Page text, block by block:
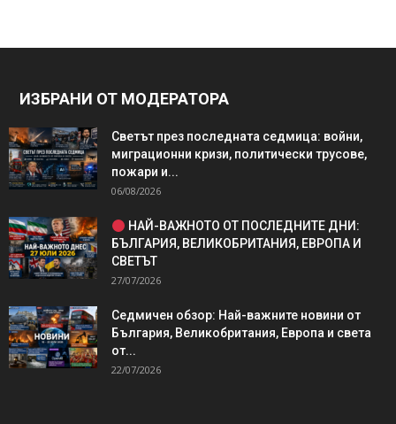
ИЗБРАНИ ОТ МОДЕРАТОРА
Светът през последната седмица: войни,
миграционни кризи, политически трусове,
пожари и...
06/08/2026
НАЙ-ВАЖНОТО ОТ ПОСЛЕДНИТЕ ДНИ:
БЪЛГАРИЯ, ВЕЛИКОБРИТАНИЯ, ЕВРОПА И
СВЕТЪТ
27/07/2026
Седмичен обзор: Най-важните новини от
България, Великобритания, Европа и света
от...
22/07/2026